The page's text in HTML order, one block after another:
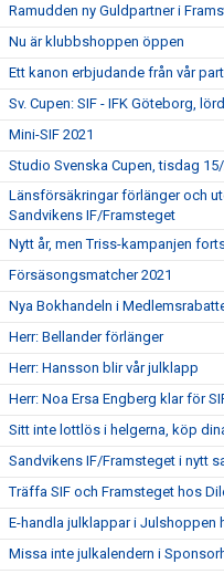
Ramudden ny Guldpartner i
Nu är klubbshoppen öppen
Ett kanon erbjudande från vår
Sv. Cupen: SIF - IFK Göteborg,
Mini-SIF 2021
Studio Svenska Cupen, tisdag
Länsförsäkringar förlänger och
Sandvikens IF/Framsteget
Nytt år, men Triss-kampanjen
Försäsongsmatcher 2021
Nya Bokhandeln i
Herr: Bellander förlänger
Herr: Hansson blir vår julklapp
Herr: Noa Ersa Engberg klar för
Sitt inte lottlös i helgerna, köp
Sandvikens IF/Framsteget i nytt
Träffa SIF och Framsteget hos
E-handla julklappar i Julshoppen
Missa inte julkalendern i